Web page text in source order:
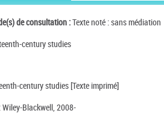
de consultation :Texte noté : sans médiation
century studies
century studies [Texte imprimé]
Wiley-Blackwell, 2008-